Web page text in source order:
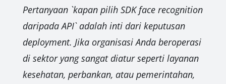
Pertanyaan `kapan pilih SDK face recognition
daripada API` adalah inti dari keputusan
deployment. Jika organisasi Anda beroperasi
di sektor yang sangat diatur seperti layanan
kesehatan, perbankan, atau pemerintahan,